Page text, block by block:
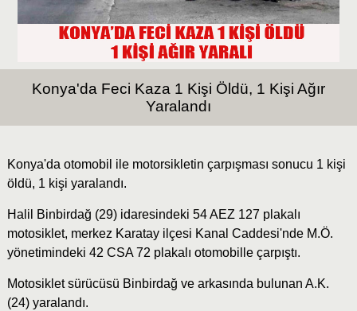
Konya'da Feci Kaza 1 Kişi Öldü, 1 Kişi Ağır
Yaralandı
Konya'da otomobil ile motorsikletin çarpışması sonucu 1 kişi
öldü, 1 kişi yaralandı.
Halil Binbirdağ (29) idaresindeki 54 AEZ 127 plakalı
motosiklet, merkez Karatay ilçesi Kanal Caddesi'nde M.Ö.
yönetimindeki 42 CSA 72 plakalı otomobille çarpıştı.
Motosiklet sürücüsü Binbirdağ ve arkasında bulunan A.K.
(24) yaralandı.